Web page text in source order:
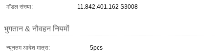
मॉडल संख्या:
11.842.401.162 S3008
भुगतान & नौवहन नियमों
न्यूनतम आदेश मात्रा:
5pcs